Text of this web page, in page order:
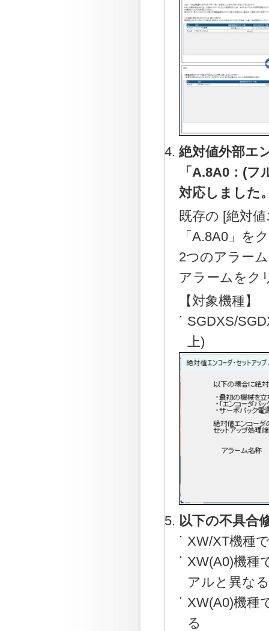
絶対値外部エ
「A.8A0：(
対応しました
既存の [絶対
「A.8A0」を
2つのアラー
アラームをク
【対象機種】
SGDXS/
上)
以下の不具合
XW/XT機種
XW(A0)機種
アルと異なる
XW(A0)機種
る